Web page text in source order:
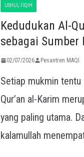
USHUL FIQIH
Kedudukan Al-
sebagai Sumber
02/07/2026 Pesantren MAQI
Setiap mukmin
Qur’an al-Karim
yang paling utama.
kalamullah